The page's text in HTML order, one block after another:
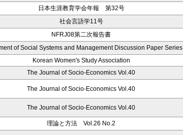
日本生涯教育学会年報 第32号
社会言語学11号
NFRJ08第二次報告書
of Social Systems and Management Discussion Paper Series
Korean Women's Study Association
The Journal of Socio-Economics Vol.40
The Journal of Socio-Economics Vol.40
The Journal of Socio-Economics Vol.40
理論と方法 Vol.26 No.2